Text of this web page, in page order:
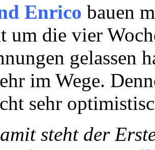
Enrico bauen
um die vier
gelassen
im Wege.
sehr
steht der